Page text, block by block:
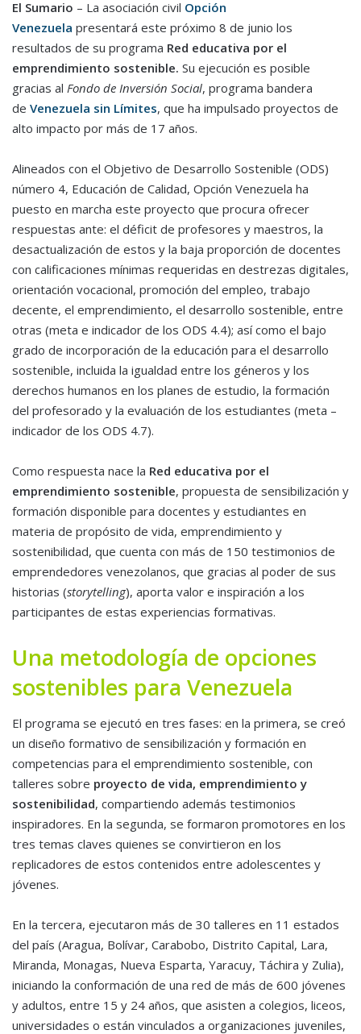
El Sumario – La asociación civil Opción
Venezuela presentará este próximo 8 de junio los
resultados de su programa Red educativa por el
emprendimiento sostenible. Su ejecución es posible
gracias al Fondo de Inversión Social, programa bandera
de Venezuela sin Límites, que ha impulsado proyectos de
alto impacto por más de 17 años.
Alineados con el Objetivo de Desarrollo Sostenible (ODS)
número 4, Educación de Calidad, Opción Venezuela ha
puesto en marcha este proyecto que procura ofrecer
respuestas ante: el déficit de profesores y maestros, la
desactualización de estos y la baja proporción de docentes
con calificaciones mínimas requeridas en destrezas digitales,
orientación vocacional, promoción del empleo, trabajo
decente, el emprendimiento, el desarrollo sostenible, entre
otras (meta e indicador de los ODS 4.4); así como el bajo
grado de incorporación de la educación para el desarrollo
sostenible, incluida la igualdad entre los géneros y los
derechos humanos en los planes de estudio, la formación
del profesorado y la evaluación de los estudiantes (meta –
indicador de los ODS 4.7).
Como respuesta nace la Red educativa por el
emprendimiento sostenible, propuesta de sensibilización y
formación disponible para docentes y estudiantes en
materia de propósito de vida, emprendimiento y
sostenibilidad, que cuenta con más de 150 testimonios de
emprendedores venezolanos, que gracias al poder de sus
historias (storytelling), aporta valor e inspiración a los
participantes de estas experiencias formativas.
Una metodología de opciones
sostenibles para Venezuela
El programa se ejecutó en tres fases: en la primera, se creó
un diseño formativo de sensibilización y formación en
competencias para el emprendimiento sostenible, con
talleres sobre proyecto de vida, emprendimiento y
sostenibilidad, compartiendo además testimonios
inspiradores. En la segunda, se formaron promotores en los
tres temas claves quienes se convirtieron en los
replicadores de estos contenidos entre adolescentes y
jóvenes.
En la tercera, ejecutaron más de 30 talleres en 11 estados
del país (Aragua, Bolívar, Carabobo, Distrito Capital, Lara,
Miranda, Monagas, Nueva Esparta, Yaracuy, Táchira y Zulia),
iniciando la conformación de una red de más de 600 jóvenes
y adultos, entre 15 y 24 años, que asisten a colegios, liceos,
universidades o están vinculados a organizaciones juveniles,